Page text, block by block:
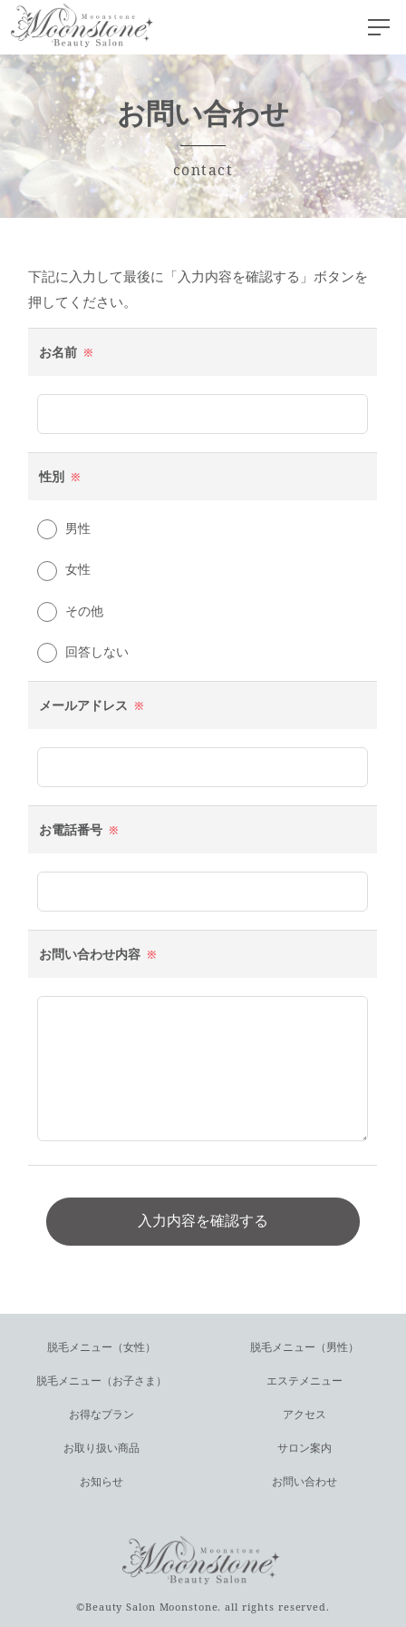
お問い合わせ
contact
下記に入力して最後に「入力内容を確認する」ボタンを
押してください。
お名前 ※
性別 ※
男性
女性
その他
回答しない
メールアドレス ※
お電話番号 ※
お問い合わせ内容 ※
脱毛メニュー（女性） 脱毛メニュー（男性）
脱毛メニュー（お子さま） エステメニュー
お得なプラン アクセス
お取り扱い商品 サロン案内
お知らせ お問い合わせ
©Beauty Salon Moonstone. all rights reserved.